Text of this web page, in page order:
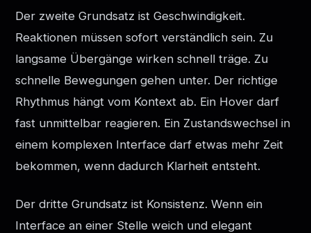
Der zweite Grundsatz ist Geschwindigkeit.
Reaktionen müssen sofort verständlich sein. Zu
langsame Übergänge wirken schnell träge. Zu
schnelle Bewegungen gehen unter. Der richtige
Rhythmus hängt vom Kontext ab. Ein Hover darf
fast unmittelbar reagieren. Ein Zustandswechsel in
einem komplexen Interface darf etwas mehr Zeit
bekommen, wenn dadurch Klarheit entsteht.
Der dritte Grundsatz ist Konsistenz. Wenn ein
Interface an einer Stelle weich und elegant